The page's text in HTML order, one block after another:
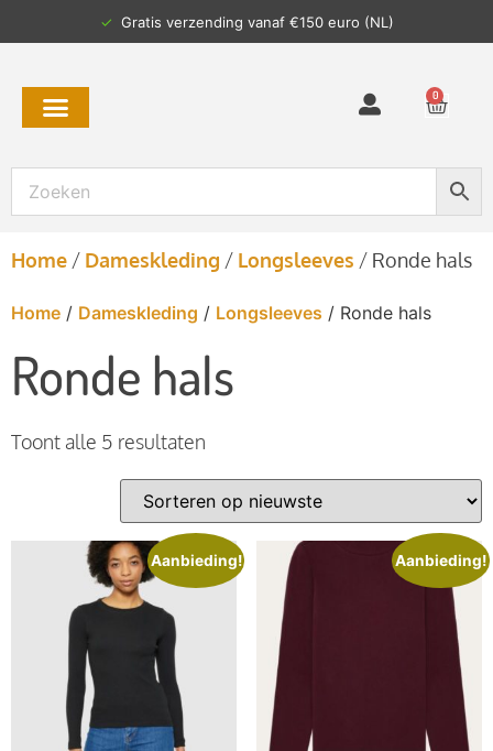
✓ Gratis verzending vanaf €150 euro (NL)
0
Home / Dameskleding / Longsleeves / Ronde hals
Home / Dameskleding / Longsleeves / Ronde hals
Ronde hals
Toont alle 5 resultaten
Aanbieding! Aanbieding!